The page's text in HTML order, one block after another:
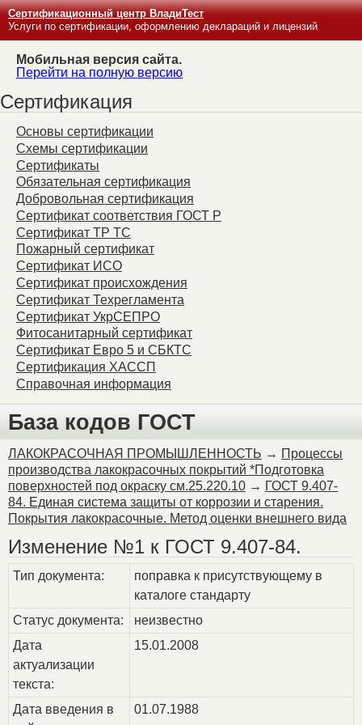
Сертификационный центр ВладиТест
Услуги по сертификации, оформлению деклараций и лицензий
Мобильная версия сайта.
Перейти на полную версию
Сертификация
Основы сертификации
Схемы сертификации
Сертификаты
Обязательная сертификация
Добровольная сертификация
Сертификат соответствия ГОСТ Р
Сертификат ТР ТС
Пожарный сертификат
Сертификат ИСО
Сертификат происхождения
Сертификат Техрегламента
Сертификат УкрСЕПРО
Фитосанитарный сертификат
Сертификат Евро 5 и СБКТС
Сертификация ХАССП
Справочная информация
База кодов ГОСТ
ЛАКОКРАСОЧНАЯ ПРОМЫШЛЕННОСТЬ → Процессы
производства лакокрасочных покрытий *Подготовка
поверхностей под окраску см.25.220.10 → ГОСТ 9.407-
84. Единая система защиты от коррозии и старения.
Покрытия лакокрасочные. Метод оценки внешнего вида
Изменение №1 к ГОСТ 9.407-84.
Тип документа:
поправка к присутствующему в
каталоге стандарту
Статус документа:
неизвестно
Дата
актуализации
текста:
15.01.2008
Дата введения в
01.07.1988